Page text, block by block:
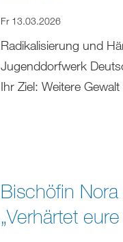
Fr 13.03.2026
Radikalisierung und
Jugenddorfwerk
Ihr Ziel: Weitere
Bischöfin
„Verhärtet